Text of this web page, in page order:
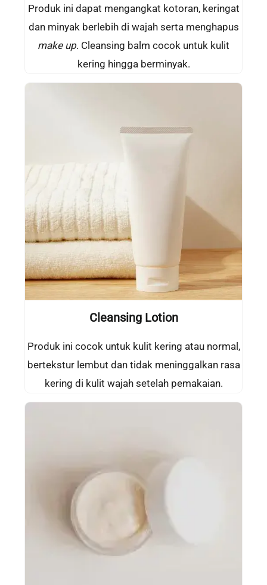
Produk ini dapat mengangkat kotoran, keringat
dan minyak berlebih di wajah serta menghapus
make up. Cleansing balm cocok untuk kulit
kering hingga berminyak.
Cleansing Lotion
Produk ini cocok untuk kulit kering atau normal,
bertekstur lembut dan tidak meninggalkan rasa
kering di kulit wajah setelah pemakaian.